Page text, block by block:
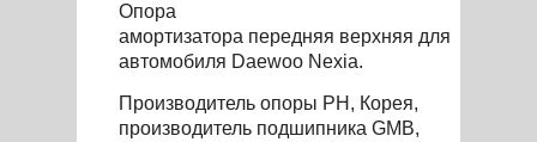
Опора
амортизатора передняя верхняя для
автомобиля Daewoo Nexia.
Производитель опоры PH , Корея,
производитель подшипника GMB,